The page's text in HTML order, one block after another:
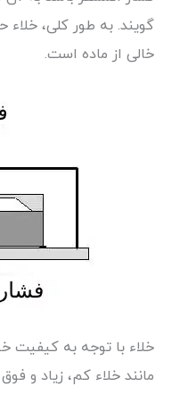
گویند. به طور کلی،
خالی از ماده است.
خلاء با توجه به کیفیت
مانند خلاء کم، زیاد و